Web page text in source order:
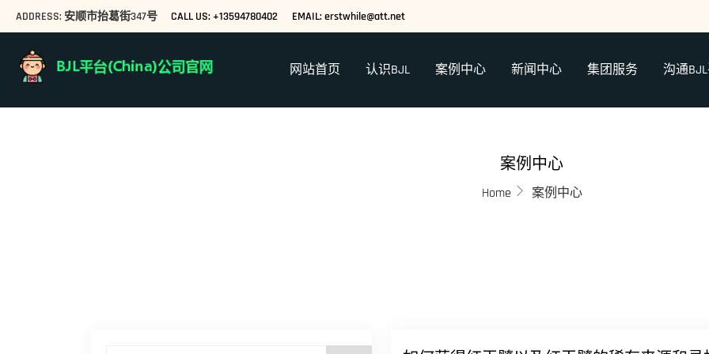
ADDRESS: 安顺市抬葛街347号 CALL US: +13594780402 EMAIL: erstwhile@att.net
网站首页 认识BJL 案例中心 新闻中心 集团服务 沟通
案例中心
Home 案例中心